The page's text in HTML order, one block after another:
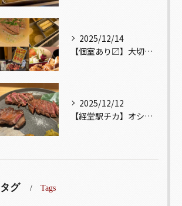
2025/12/14
【個室あり〼】大切な記念日、お祝い事でのご来店ぜひお待ちして...
2025/12/12
【経堂駅チカ】オシャレ居酒屋🏮自慢のお肉が楽しめる🐃お得なコ...
タグ Tags